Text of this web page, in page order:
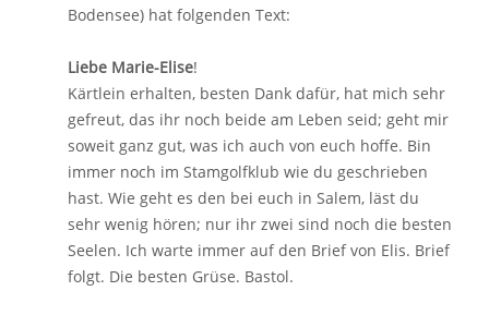
Bodensee) hat folgenden Text:
Liebe Marie-Elise!
Kärtlein erhalten, besten Dank dafür, hat mich sehr
gefreut, das ihr noch beide am Leben seid; geht mir
soweit ganz gut, was ich auch von euch hoffe. Bin
immer noch im Stamgolfklub wie du geschrieben
hast. Wie geht es den bei euch in Salem, läst du
sehr wenig hören; nur ihr zwei sind noch die besten
Seelen. Ich warte immer auf den Brief von Elis. Brief
folgt. Die besten Grüse. Bastol.